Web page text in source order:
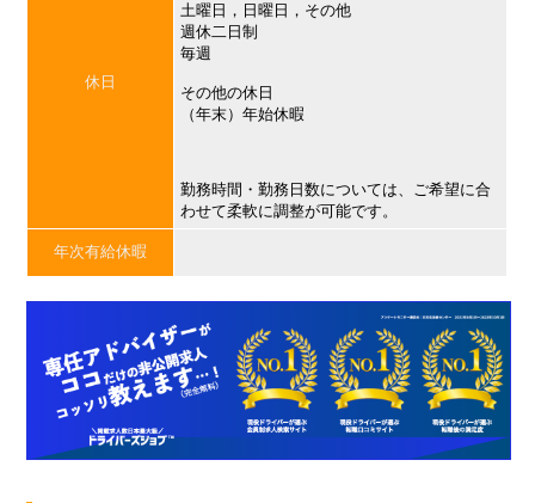
休日
土曜日，日曜日，その他
週休二日制
毎週
その他の休日
（年末）年始休暇
勤務時間・勤務日数については、ご希望に合
わせて柔軟に調整が可能です。
年次有給休暇